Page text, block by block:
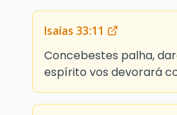
Isaías 33:11
Concebestes palha,
espírito vos devorará